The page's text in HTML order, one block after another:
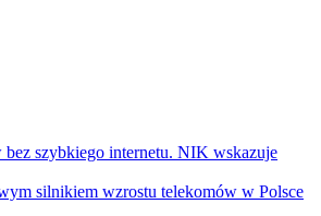
szybkiego internetu. NIK wskazuje
silnikiem wzrostu telekomów w Polsce